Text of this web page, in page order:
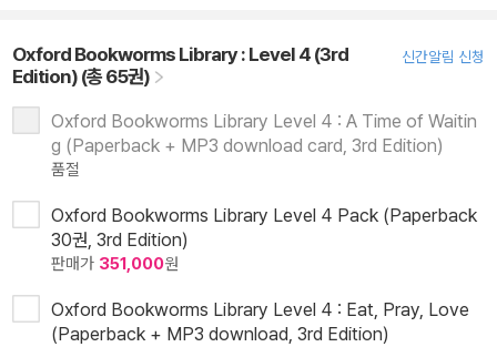
Oxford Bookworms Library : Level 4 (3rd
Edition) (총 65권)
신간알림 신청
Oxford Bookworms Library Level 4 : A Time of Waitin
g (Paperback + MP3 download card, 3rd Edition)
품절
Oxford Bookworms Library Level 4 Pack (Paperback
30권, 3rd Edition)
판매가 351,000원
Oxford Bookworms Library Level 4 : Eat, Pray, Love
(Paperback + MP3 download, 3rd Edition)